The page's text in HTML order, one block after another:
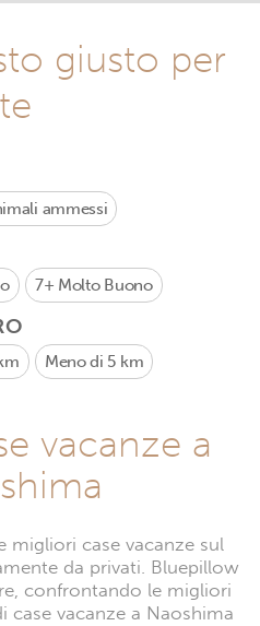
giusto per
te
ammessi
7+ Molto Buono
Meno di 5 km
vacanze a
migliori case vacanze sul
da privati. Bluepillow
confrontando le migliori
case vacanze a Naoshima